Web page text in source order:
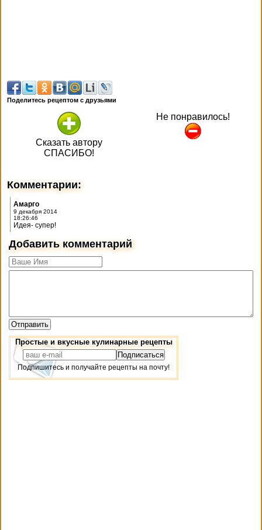
Поделитесь рецептом с друзьями
Сказать автору
СПАСИБО!
Не понравилось!
Комментарии:
Амарго
9 декабря 2014
18:26:46
Идея- супер!
Добавить комментарий
Простые и вкусные кулинарные рецепты
Подпишитесь и получайте рецепты на почту!